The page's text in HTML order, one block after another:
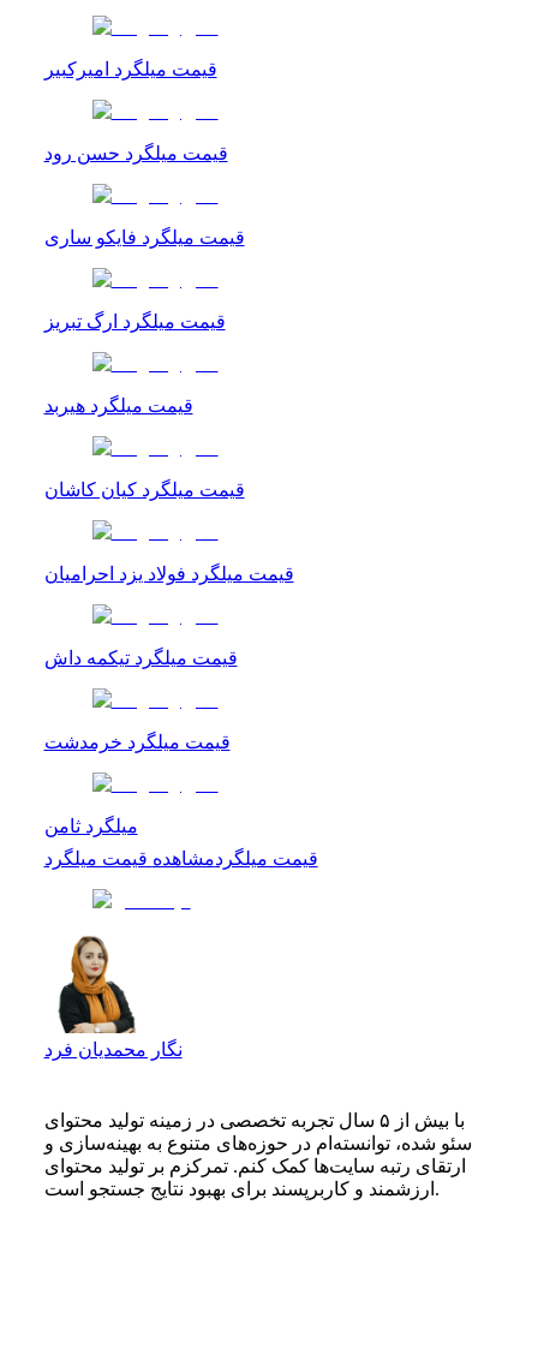
قیمت میلگرد امیرکبیر
قیمت میلگرد حسن رود
قیمت میلگرد فایکو ساری
قیمت میلگرد ارگ تبریز
قیمت میلگرد هیربد
قیمت میلگرد کیان کاشان
قیمت میلگرد فولاد یزد احرامیان
قیمت میلگرد تیکمه داش
قیمت میلگرد خرمدشت
میلگرد ثامن
قیمت میلگردمشاهده قیمت میلگرد
نگار محمدیان فرد
با بیش از ۵ سال تجربه تخصصی در زمینه تولید محتوای
سئو شده، توانسته‌ام در حوزه‌های متنوع به بهینه‌سازی و
ارتقای رتبه سایت‌ها کمک کنم. تمرکزم بر تولید محتوای
ارزشمند و کاربرپسند برای بهبود نتایج جستجو است.